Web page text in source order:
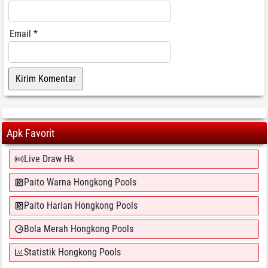
Email *
Apk Favorit
Live Draw Hk
Paito Warna Hongkong Pools
Paito Harian Hongkong Pools
Bola Merah Hongkong Pools
Statistik Hongkong Pools